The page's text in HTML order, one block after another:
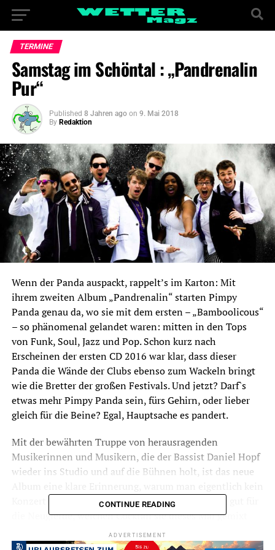
TERMINE
Samstag im Schöntal : „Pandrenalin
Pur“
Published 8 Jahren ago on 9. Mai 2018
By Redaktion
Wenn der Panda auspackt, rappelt’s im Karton: Mit
ihrem zweiten Album „Pandrenalin“ starten Pimpy
Panda genau da, wo sie mit dem ersten – „Bamboolicous“
– so phänomenal gelandet waren: mitten in den Tops
von Funk, Soul, Jazz und Pop. Schon kurz nach
Erscheinen der ersten CD 2016 war klar, dass dieser
Panda die Wände der Clubs ebenso zum Wackeln bringt
wie die Bretter der großen Festivals. Und jetzt? Darf`s
etwas mehr Pimpy Panda sein, fürs Gehirn, oder lieber
gleich für die Beine? Egal, Hauptsache es pandert.
Mit der bewährten Truppe von herausragenden
Musikerinnen und Musikern, die der Bassist Daniel Hopf
wieder ins Studio und auf die Bühnen holt, ist das neue
Konzert dieser Band verpassen wollte. Und sie ist gut für
die Neugierde, welchen Cocktail sie dieses Mal gemixt
haben. Heiß, und eiskalt,„Heat’n Ice“
lebendiges Soul/R‘n‘B-Stück des neuen Albums lautet.
CONTINUE READING
ADVERTISEMENT